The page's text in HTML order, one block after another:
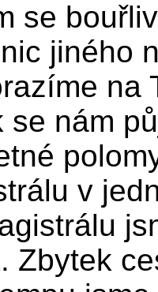
se
jiného
na
se nám
v
Zbytek